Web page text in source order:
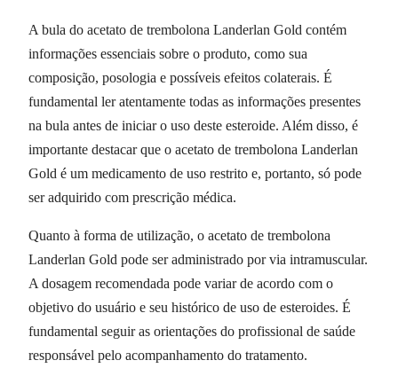
A bula do acetato de trembolona Landerlan Gold contém
informações essenciais sobre o produto, como sua
composição, posologia e possíveis efeitos colaterais. É
fundamental ler atentamente todas as informações presentes
na bula antes de iniciar o uso deste esteroide. Além disso, é
importante destacar que o acetato de trembolona Landerlan
Gold é um medicamento de uso restrito e, portanto, só pode
ser adquirido com prescrição médica.
Quanto à forma de utilização, o acetato de trembolona
Landerlan Gold pode ser administrado por via intramuscular.
A dosagem recomendada pode variar de acordo com o
objetivo do usuário e seu histórico de uso de esteroides. É
fundamental seguir as orientações do profissional de saúde
responsável pelo acompanhamento do tratamento.